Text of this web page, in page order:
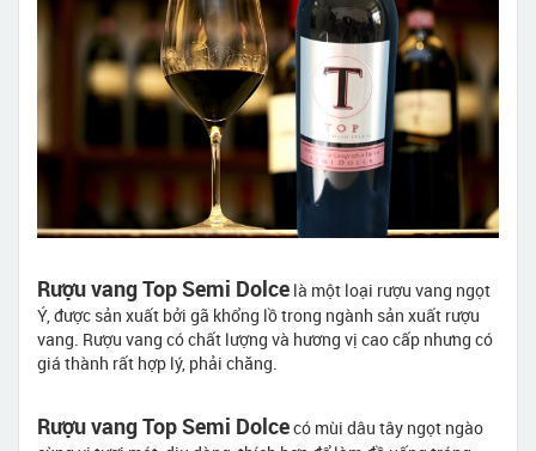
Rượu vang Top Semi Dolce là một loại rượu vang ngọt
Ý, được sản xuất bởi gã khổng lồ trong ngành sản xuất rượu
vang. Rượu vang có chất lượng và hương vị cao cấp nhưng có
giá thành rất hợp lý, phải chăng.
Rượu vang Top Semi Dolcecó mùi dâu tây ngọt ngào